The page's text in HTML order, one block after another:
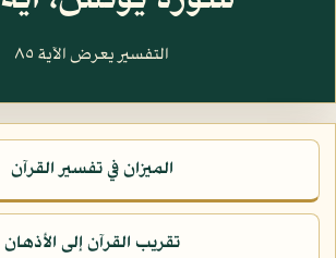
التفسير يعرض الآية ٨٥
الميزان في تفسير القرآن
تقريب القرآن إلى الأذهان